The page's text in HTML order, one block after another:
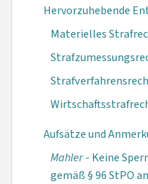
Hervorzuhebende
Materielles
Aufsätze und
Mahler- Keine
gemäß § 96 StPO